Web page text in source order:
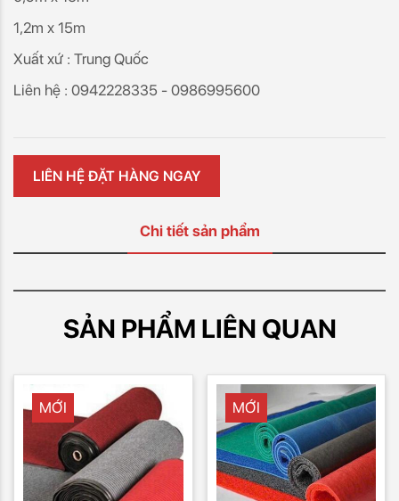
1,2m x 15m
Xuất xứ : Trung Quốc
Liên hệ : 0942228335 - 0986995600
LIÊN HỆ ĐẶT HÀNG NGAY
Chi tiết sản phẩm
SẢN PHẨM LIÊN QUAN
MỚI MỚI